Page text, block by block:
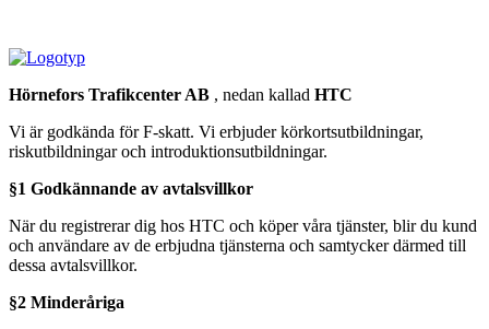
Hörnefors Trafikcenter AB , nedan kallad HTC
Vi är godkända för F-skatt. Vi erbjuder körkortsutbildningar,
riskutbildningar och introduktionsutbildningar.
§1 Godkännande av avtalsvillkor
När du registrerar dig hos HTC och köper våra tjänster, blir du kund
och användare av de erbjudna tjänsterna och samtycker därmed till
dessa avtalsvillkor.
§2 Minderåriga